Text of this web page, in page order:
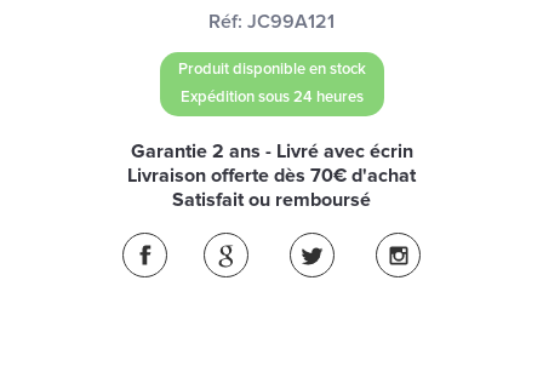
Réf: JC99A121
Produit disponible en stock
Expédition sous 24 heures
Garantie 2 ans - Livré avec écrin
Livraison offerte dès 70€ d'achat
Satisfait ou remboursé